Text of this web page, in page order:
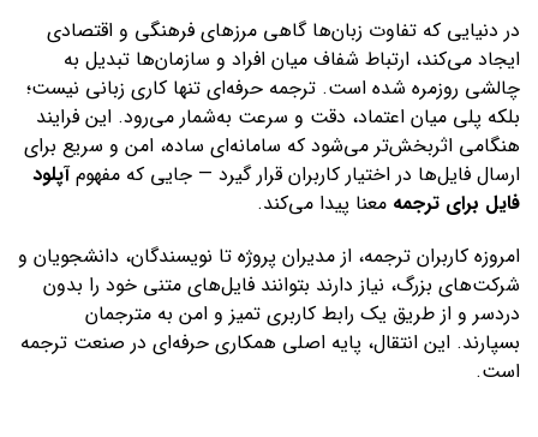
در دنیایی که تفاوت زبان‌ها گاهی مرزهای فرهنگی و اقتصادی
ایجاد می‌کند، ارتباط شفاف میان افراد و سازمان‌ها تبدیل به
چالشی روزمره شده است. ترجمه حرفه‌ای تنها کاری زبانی نیست؛
بلکه پلی میان اعتماد، دقت و سرعت به‌شمار می‌رود. این فرایند
هنگامی اثربخش‌تر می‌شود که سامانه‌ای ساده، امن و سریع برای
ارسال فایل‌ها در اختیار کاربران قرار گیرد — جایی که مفهومآپلود
فایل برای ترجمه معنا پیدا می‌کند.
امروزه کاربران ترجمه، از مدیران پروژه تا نویسندگان، دانشجویان و
شرکت‌های بزرگ، نیاز دارند بتوانند فایل‌های متنی خود را بدون
دردسر و از طریق یک رابط کاربری تمیز و امن به مترجمان
بسپارند. این انتقال، پایه اصلی همکاری حرفه‌ای در صنعت ترجمه
است.